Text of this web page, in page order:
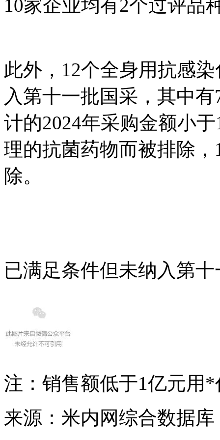
10家企业均有2个过评品
此外，12个全身用抗感
入第十一批国采，其中
计的2024年采购金额小
理的抗菌药物而被排除
除。
已满足条件但未纳入第
注：销售额低于1亿元用*
来源：米内网综合数据库